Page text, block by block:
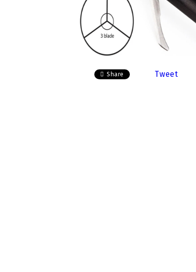
Accesorii sageti
Insert-uri săgeți
Pene săgeți
Share Tweet